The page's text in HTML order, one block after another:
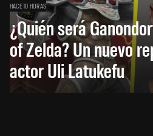
HACE 10 HORAS
¿Quién será
of Zelda? Un nuevo
actor Uli Latukefu